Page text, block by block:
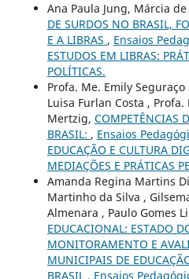
Ana Paula Jung, Márcia
DE SURDOS NO BRASIL,
E A LIBRAS , Ensaios
ESTUDOS EM LIBRAS:
POLÍTICAS.
Profa. Me. Emily
Luisa Furlan Costa ,
Mertzig, COMPETÊNCIAS
BRASIL: , Ensaios
EDUCAÇÃO E CULTURA
MEDIAÇÕES E PRÁTICAS
Amanda Regina Martins
Martinho da Silva ,
Almenara , Paulo Gomes
EDUCACIONAL: ESTADO
MONITORAMENTO E
MUNICIPAIS DE
BRASIL , Ensaios